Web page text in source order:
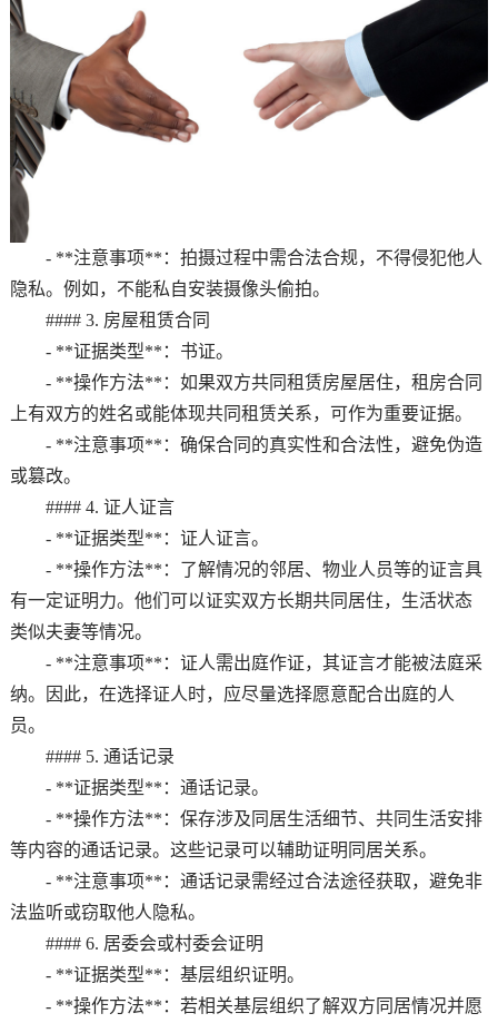
- **注意事项**：拍摄过程中需合法合规，不得侵犯他人
隐私。例如，不能私自安装摄像头偷拍。
#### 3. 房屋租赁合同
- **证据类型**：书证。
- **操作方法**：如果双方共同租赁房屋居住，租房合同
上有双方的姓名或能体现共同租赁关系，可作为重要证据。
- **注意事项**：确保合同的真实性和合法性，避免伪造
或篡改。
#### 4. 证人证言
- **证据类型**：证人证言。
- **操作方法**：了解情况的邻居、物业人员等的证言具
有一定证明力。他们可以证实双方长期共同居住，生活状态
类似夫妻等情况。
- **注意事项**：证人需出庭作证，其证言才能被法庭采
纳。因此，在选择证人时，应尽量选择愿意配合出庭的人
员。
#### 5. 通话记录
- **证据类型**：通话记录。
- **操作方法**：保存涉及同居生活细节、共同生活安排
等内容的通话记录。这些记录可以辅助证明同居关系。
- **注意事项**：通话记录需经过合法途径获取，避免非
法监听或窃取他人隐私。
#### 6. 居委会或村委会证明
- **证据类型**：基层组织证明。
- **操作方法**：若相关基层组织了解双方同居情况并愿